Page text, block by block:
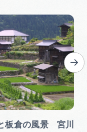
板倉の風景 宮川